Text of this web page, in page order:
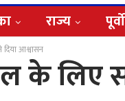
राज्य
आश्वासन
के लिए